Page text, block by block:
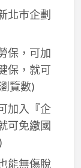
北巿企劃
保，可加
保，就可
覽數)
加入『企
可免繳國
能無傷脫